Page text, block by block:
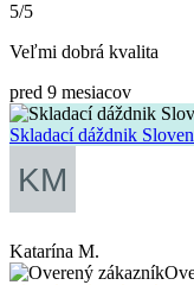
5/5
Veľmi dobrá kvalita
pred 9 mesiacov
Skladací dáždnik
Katarína M.